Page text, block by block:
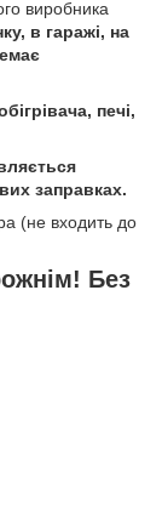
виробника
в гаражі, на
печі,
заправках.
(не входить до
Без